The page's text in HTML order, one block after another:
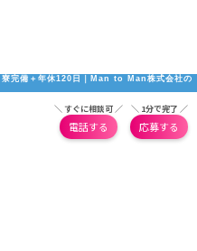
寮完備＋年休120日｜Man to Man株式会社の
＼ すぐに相談可 ／
電話する
＼ 1分で完了 ／
応募する